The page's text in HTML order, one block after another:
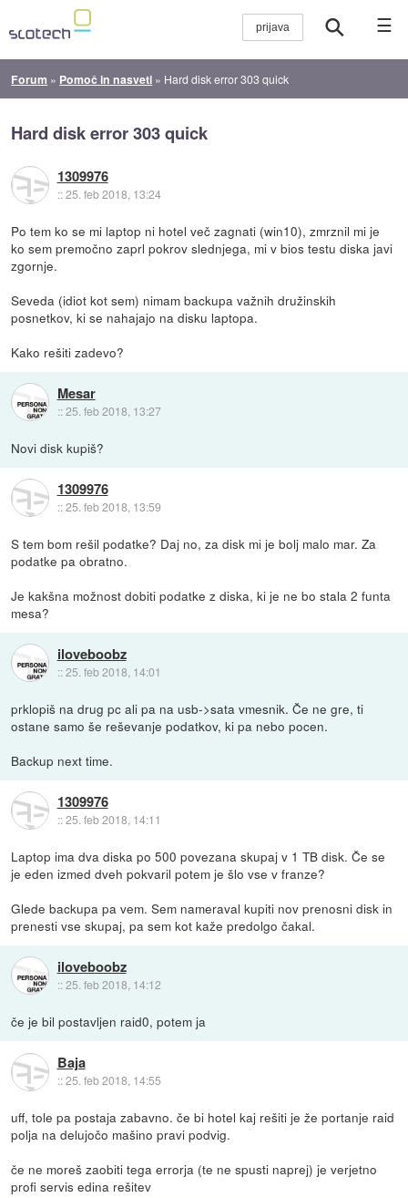
☰
Forum » Pomoč in nasveti » Hard disk error 303 quick
Hard disk error 303 quick
1309976
::25. feb 2018, 13:24
Po tem ko se mi laptop ni hotel več zagnati (win10), zmrznil mi je
ko sem premočno zaprl pokrov slednjega, mi v bios testu diska javi
zgornje.
Seveda (idiot kot sem) nimam backupa važnih družinskih
posnetkov, ki se nahajajo na disku laptopa.
Kako rešiti zadevo?
Mesar
::25. feb 2018, 13:27
Novi disk kupiš?
1309976
::25. feb 2018, 13:59
S tem bom rešil podatke? Daj no, za disk mi je bolj malo mar. Za
podatke pa obratno.
Je kakšna možnost dobiti podatke z diska, ki je ne bo stala 2 funta
mesa?
iloveboobz
::25. feb 2018, 14:01
prklopiš na drug pc ali pa na usb->sata vmesnik. Če ne gre, ti
ostane samo še reševanje podatkov, ki pa nebo pocen.
Backup next time.
1309976
::25. feb 2018, 14:11
Laptop ima dva diska po 500 povezana skupaj v 1 TB disk. Če se
je eden izmed dveh pokvaril potem je šlo vse v franze?
Glede backupa pa vem. Sem nameraval kupiti nov prenosni disk in
prenesti vse skupaj, pa sem kot kaže predolgo čakal.
iloveboobz
::25. feb 2018, 14:12
če je bil postavljen raid0, potem ja
Baja
::25. feb 2018, 14:55
uff, tole pa postaja zabavno. če bi hotel kaj rešiti je že portanje raid
polja na delujočo mašino pravi podvig.
če ne moreš zaobiti tega errorja (te ne spusti naprej) je verjetno
profi servis edina rešitev